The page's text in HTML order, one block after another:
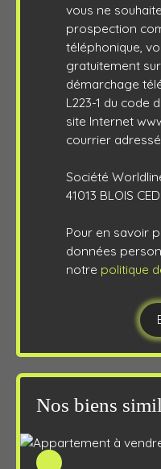
vous ne
prospection
téléphonique,
gratuitement
démarchage
L223-1 du code
site Internet
courrier
Société
41013 BLOIS
Pour en savoir
données
notre politique
Nos biens